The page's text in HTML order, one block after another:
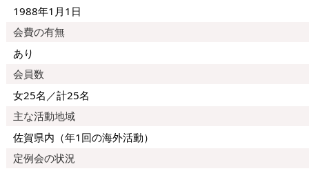
1988年1月1日
会費の有無
あり
会員数
女25名／計25名
主な活動地域
佐賀県内（年1回の海外活動）
定例会の状況